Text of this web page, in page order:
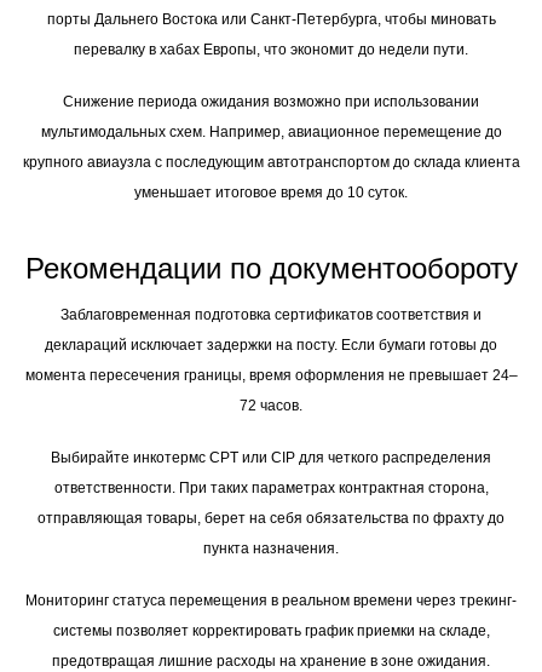
порты Дальнего Востока или Санкт-Петербурга, чтобы миновать
перевалку в хабах Европы, что экономит до недели пути.
Снижение периода ожидания возможно при использовании
мультимодальных схем. Например, авиационное перемещение до
крупного авиаузла с последующим автотранспортом до склада клиента
уменьшает итоговое время до 10 суток.
Рекомендации по документообороту
Заблаговременная подготовка сертификатов соответствия и
деклараций исключает задержки на посту. Если бумаги готовы до
момента пересечения границы, время оформления не превышает 24–
72 часов.
Выбирайте инкотермс CPT или CIP для четкого распределения
ответственности. При таких параметрах контрактная сторона,
отправляющая товары, берет на себя обязательства по фрахту до
пункта назначения.
Мониторинг статуса перемещения в реальном времени через трекинг-
системы позволяет корректировать график приемки на складе,
предотвращая лишние расходы на хранение в зоне ожидания.